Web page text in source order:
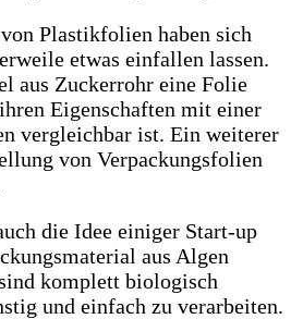
Plastikfolien haben sich
etwas einfallen lassen.
aus Zuckerrohr eine Folie
Eigenschaften mit einer
vergleichbar ist. Ein weiterer
von Verpackungsfolien
die Idee einiger Start-up
aus Algen
komplett biologisch
und einfach zu verarbeiten.